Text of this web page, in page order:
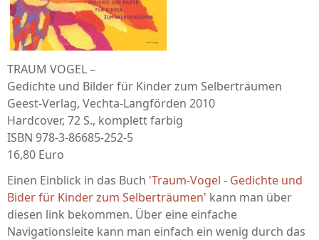
TRAUM VOGEL –
Gedichte und Bilder für Kinder zum Selberträumen
Geest-Verlag, Vechta-Langförden 2010
Hardcover, 72 S., komplett farbig
ISBN 978-3-86685-252-5
16,80 Euro
Einen Einblick in das Buch 'Traum-Vogel - Gedichte und
Bider für Kinder zum Selberträumen' kann man über
diesen link bekommen. Über eine einfache
Navigationsleite kann man einfach ein wenig durch das